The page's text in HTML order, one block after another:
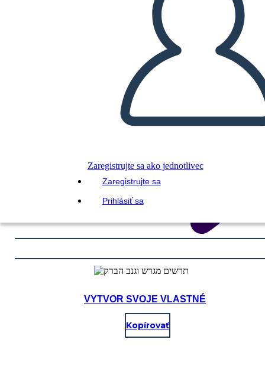
Zaregistrujte sa ako jednotlivec
Zaregistrujte sa
Prihlásiť sa
VYTVOR SVOJE VLASTNÉ
Kopírovať